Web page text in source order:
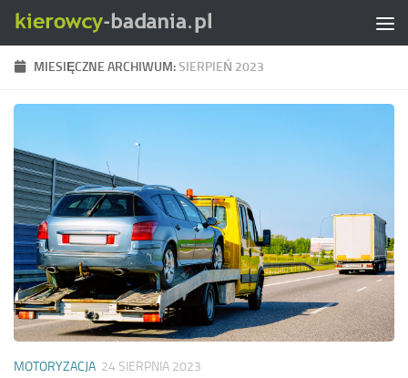
Skip to content
MIESIĘCZNE ARCHIWUM:SIERPIEŃ 2023
MOTORYZACJA 24 SIERPNIA 2023